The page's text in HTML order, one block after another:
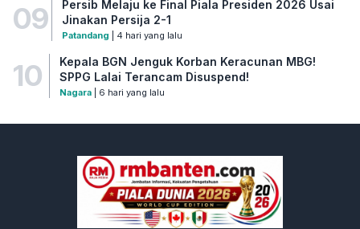
09
Persib Melaju ke Final Piala Presiden 2026 Usai
Jinakan Persija 2-1
Patandang | 4 hari yang lalu
10
Kepala BGN Jenguk Korban Keracunan MBG!
SPPG Lalai Terancam Disuspend!
Nagara| 6 hari yang lalu